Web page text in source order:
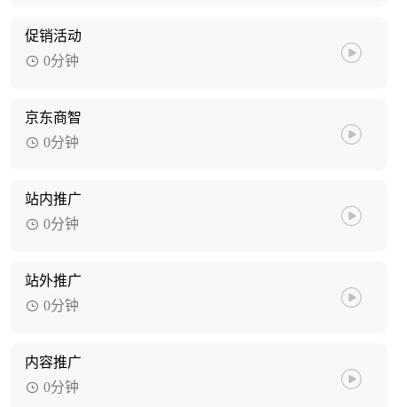
促销活动
0分钟
京东商智
0分钟
站内推广
0分钟
站外推广
0分钟
内容推广
0分钟